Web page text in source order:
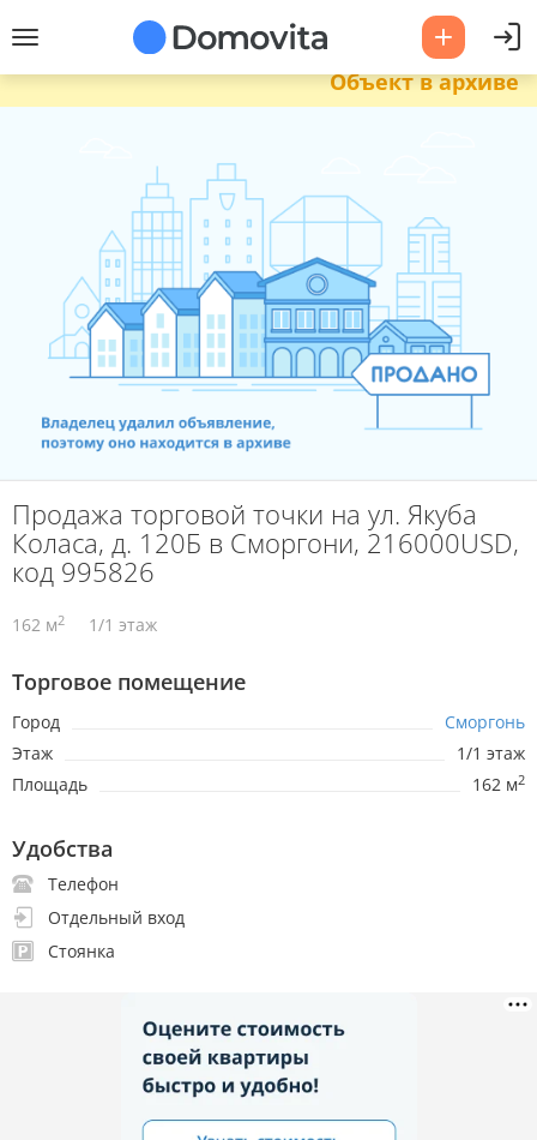
Объект в архиве
Продажа торговой точки на ул. Якуба
Коласа, д. 120Б в Сморгони, 216000USD,
код 995826
162 м2 1/1 этаж
Торговое помещение
Город
Сморгонь
Этаж
1/1 этаж
Площадь
162 м2
Удобства
Телефон
Отдельный вход
Стоянка